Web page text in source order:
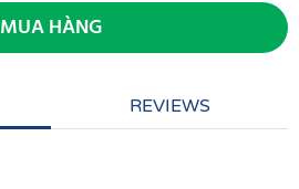
MUA HÀNG
REVIEWS